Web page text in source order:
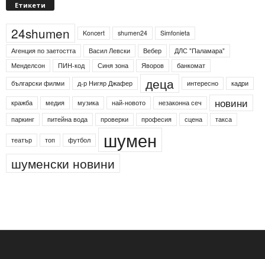
Етикети
24shumen Koncert shumen24
Simfonieta
Агенция по заетостта
Васил Левски Вебер
ДЛС "Паламара"
Менделсон
ПИН-код Синя зона Яворов
банкомат
български филми
д-р Нигяр Джафер деца интересно кадри
кражба медия музика най-новото незаконна сеч новини
паркинг питейна вода проверки професия сцена такса
театър топ футбол шумен
шуменски новини